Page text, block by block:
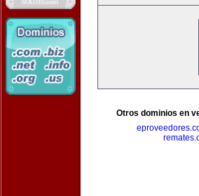
Otros dominios en